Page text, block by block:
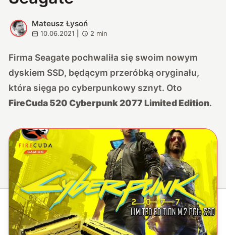
M
Mateusz Łysoń
10.06.2021 2 min
Firma Seagate pochwaliła się swoim nowym
dyskiem SSD, będącym przeróbką oryginału,
która sięga po cyberpunkowy sznyt. Oto
FireCuda 520 Cyberpunk 2077 Limited Edition.